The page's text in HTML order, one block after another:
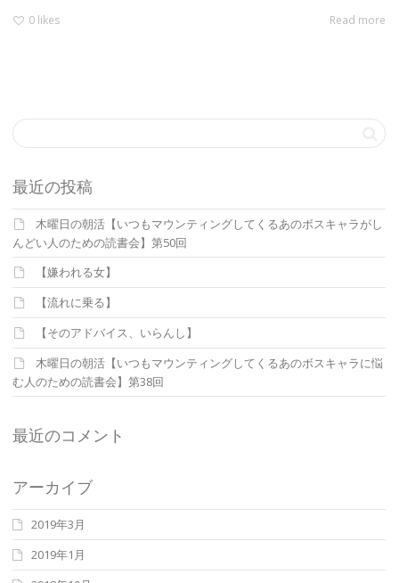
0 likes Read more
最近の投稿
木曜日の朝活【いつもマウンティングしてくるあのボスキャラがし
んどい人のための読書会】第50回
【嫌われる女】
【流れに乗る】
【そのアドバイス、いらんし】
木曜日の朝活【いつもマウンティングしてくるあのボスキャラに悩
む人のための読書会】第38回
最近のコメント
アーカイブ
2019年3月
2019年1月